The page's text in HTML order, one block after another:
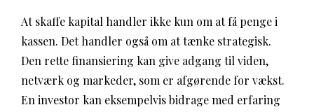
At skaffe kapital handler ikke kun om at få penge i
kassen. Det handler også om at tænke strategisk.
Den rette finansiering kan give adgang til viden,
netværk og markeder, som er afgørende for vækst.
En investor kan eksempelvis bidrage med erfaring